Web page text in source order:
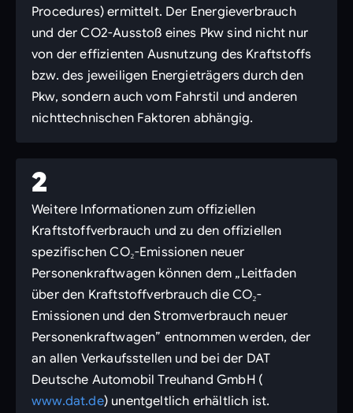
Procedures) ermittelt. Der Energieverbrauch
und der CO2-Ausstoß eines Pkw sind nicht nur
von der effizienten Ausnutzung des Kraftstoffs
bzw. des jeweiligen Energieträgers durch den
Pkw, sondern auch vom Fahrstil und anderen
nichttechnischen Faktoren abhängig.
2
Weitere Informationen zum offiziellen
Kraftstoffverbrauch und zu den offiziellen
spezifischen CO₂-Emissionen neuer
Personenkraftwagen können dem „Leitfaden
über den Kraftstoffverbrauch die CO₂-
Emissionen und den Stromverbrauch neuer
Personenkraftwagen” entnommen werden, der
an allen Verkaufsstellen und bei der DAT
Deutsche Automobil Treuhand GmbH (
www.dat.de) unentgeltlich erhältlich ist.